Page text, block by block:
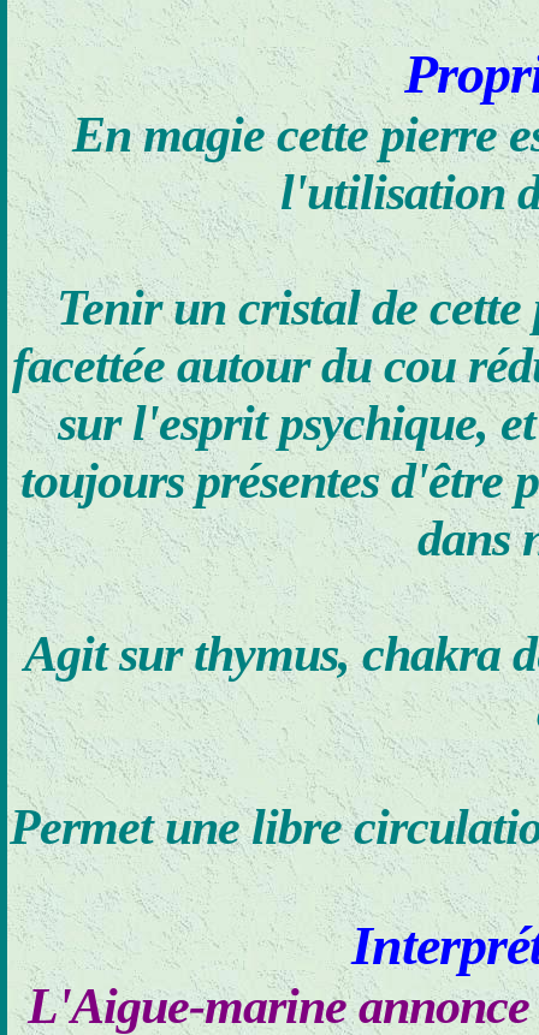
En magie cette pierre
l'utilisation
Tenir un cristal de
facettée autour du cou
sur l'esprit psychique,
toujours présentes d'être
dans
Agit sur thymus, chakra
Permet une libre
L'Aigue-marine annonce